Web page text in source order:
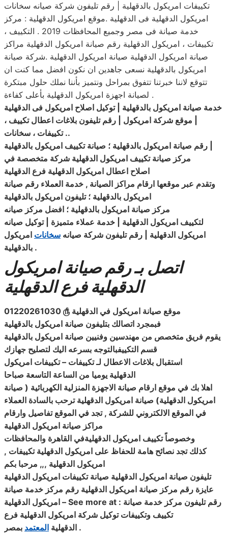
تكييفات امريكول بالدقهلية | رقم تليفون شركة صيانه سخانات
امريكول الدقهلية فى الدقهلية .موقع امريكول الدقهلية : مركز
خدمة صيانة فى مصر وجميع المحافظات 2019 . التكييف ،
تكييفات ، امريكول الدقهلية رقم صيانة امريكول الدقهلية مراكز
صيانة امريكول الدقهلية صيانة امريكول الدقهلية .شركة صيانة
امريكول بالدقهلية نسعى جاهدين ان نكون افضل مما كنت ان
تتوقع لاننا خبرتنا تتفوق بمراحل ونتميز بأننا نملك حلول مبتكرة
لصيانة اجهزة امريكول الدقهلية بأعلى كفاءة .
خدمة صيانة امريكول بالدقهلية | توكيل اصلاح امريكول فى الدقهلية
| موقع شركة امريكول | رقم تليفون بلاغات اعطال تكييف ،
تكييفات ، سخانات..
رقم صيانة امريكول بالدقهلية ؛ صيانة تكييف امريكول بالدقهلية
مركز صيانة تكييف امريكول الدقهلية شركة متخصصة في
اصلاح اعطال امريكول الدقهلية فرع الدقهلية
وتقدم عبر موقعها ارقام مراكز الصيانة , خدمة العملاء رقم صيانة
امريكول بالدقهلية ؛ تليفون امريكول بالدقهلية
مركز صيانة امريكول بالدقهلية ؛ افضل مركز صيانه
لتكييف امريكول الدقهلية | خدمة عملاء متميزة | توكيل صيانه
امريكول الدقهلية | رقم تليفون شركة صيانه سخانات امريكول
بالدقهلية .
اتصل بـ رقم صيانة امريكول
الدقهلية فرع الدقهلية
موقع صيانة امريكول في الدقهلية ௹
فبمجرد اتصالك بتليفون صيانة امريكول بالدقهلية
يقوم فريق متخصص من مهندسين وفنيين صيانة امريكول بالدقهلية
قسم التكييفبالتوجه بسرعه اليك لتصليح جهازك
استقبال بلاغات الاعطال لـ تكييفات –تكييفات امريكول
الدقهلية يوميا من الساعة التاسعة صباحا
اهلا بك في موقع ارقام صيانة الاجهزة المنزلية الكهربائية ( صيانة
امريكول الدقهلية) صيانة امريكول الدقهلية ترحب بالسادة العملاء
في الموقع الالكتروني للشركة , تجد في الموقع تفاصيل وارقام
مراكز صيانة امريكول الدقهلية
وخصوصاً تكييف امريكول الدقهليةفي القاهرة والمحافظات
, كذلك تجد نصائح هامة للحفاظ على امريكول الدقهلية تكييفات
امريكول الدقهلية ,,, مرحبا بكم
تليفون صيانة امريكول الدقهلية صيانة تكييفات امريكول الدقهلية
عايزة رقم مركز صيانة امريكول الدقهلية رقم مركز خدمة صيانة
امريكول الدقهلية – See more at : رقم تليفون مركز خدمة صيانة
تكييف وتكييفات توكيل شركة امريكول الدقهلية فرع
الدقهلية المعتمد بمصر .